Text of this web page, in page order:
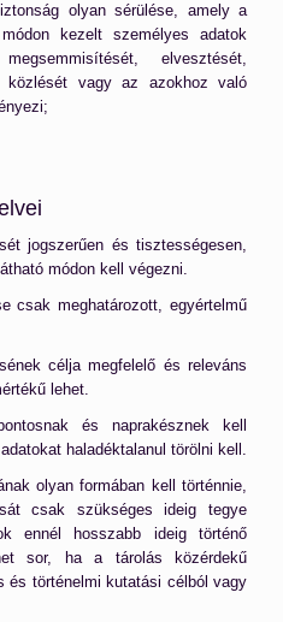
olyan sérülése, amely a
kezelt személyes adatok
elvesztését,
közlését vagy az azokhoz való
jogszerűen és tisztességesen,
módon kell végezni.
csak meghatározott, egyértelmű
célja megfelelő és releváns
lehet.
és naprakésznek kell
haladéktalanul törölni kell.
olyan formában kell történnie,
csak szükséges ideig tegye
ennél hosszabb ideig történő
sor, ha a tárolás közérdekű
és történelmi kutatási célból vagy